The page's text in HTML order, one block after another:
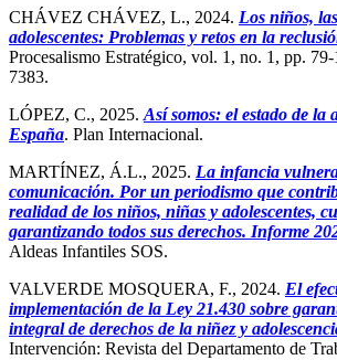
CHÁVEZ CHÁVEZ, L., 2024. Los niños,
adolescentes: Problemas y retos en la
Procesalismo Estratégico, vol. 1, no. 1, pp.
7383.
LÓPEZ, C., 2025. Así somos: el estado de la
España. Plan Internacional.
MARTÍNEZ, Á.L., 2025. La infancia
comunicación. Por un periodismo que
realidad de los niños, niñas y adolescentes,
garantizando todos sus derechos. Informe
Aldeas Infantiles SOS.
VALVERDE MOSQUERA, F., 2024. El
implementación de la Ley 21.430 sobre
integral de derechos de la niñez y
Intervención: Revista del Departamento de